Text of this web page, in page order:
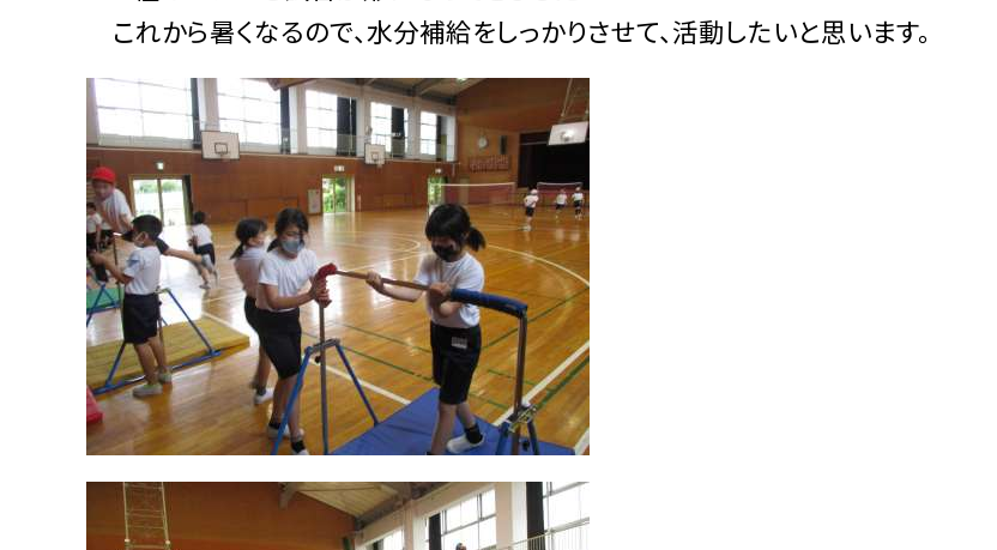
これから暑くなるので、水分補給をしっかりさせて、活動したいと思います。